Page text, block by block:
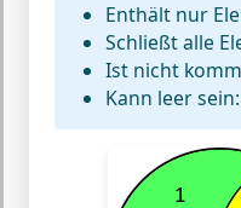
Enthält nur
Schließt alle
Ist nicht
Kann leer